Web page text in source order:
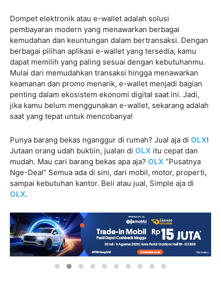
Dompet elektronik atau e-wallet adalah solusi
pembayaran modern yang menawarkan berbagai
kemudahan dan keuntungan dalam bertransaksi. Dengan
berbagai pilihan aplikasi e-wallet yang tersedia, kamu
dapat memilih yang paling sesuai dengan kebutuhanmu.
Mulai dari memudahkan transaksi hingga menawarkan
keamanan dan promo menarik, e-wallet menjadi bagian
penting dalam ekosistem ekonomi digital saat ini. Jadi,
jika kamu belum menggunakan e-wallet, sekarang adalah
saat yang tepat untuk mencobanya!
Punya barang bekas nganggur di rumah? Jual aja di OLX!
Jutaan orang udah buktiin, jualan di OLX itu cepat dan
mudah. Mau cari barang bekas apa aja? OLX “Pusatnya
Nge-Deal” Semua ada di sini, dari mobil, motor, properti,
sampai kebutuhan kantor. Beli atau jual, Simple aja di
OLX.